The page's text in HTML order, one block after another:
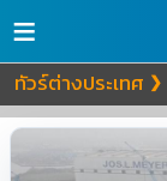
≡
ทัวร์ต่างประเทศ ❯